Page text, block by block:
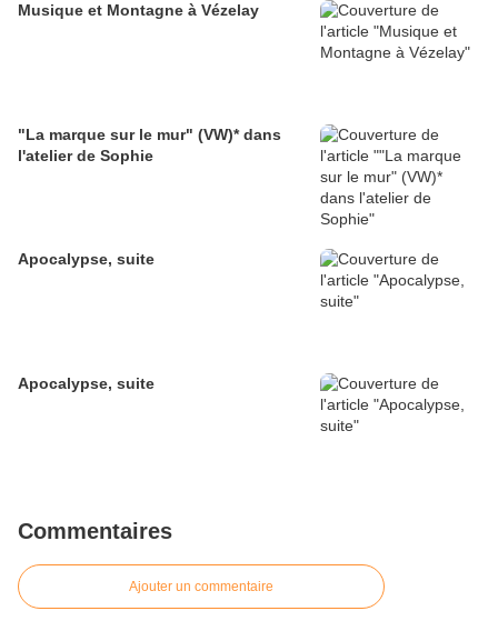
Musique et Montagne à Vézelay
"La marque sur le mur" (VW)* dans
l'atelier de Sophie
Apocalypse, suite
Apocalypse, suite
Commentaires
Ajouter un commentaire